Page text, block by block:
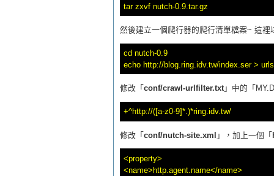
然後建立一個爬行器的爬行清單檔案~ 這裡
cd nutch-0.9
修改「 conf/crawl-urlfilter.txt」中的「
修改「conf/nutch-site.xml 」，加上一個「
<property>
<name>http.agent.name</name>